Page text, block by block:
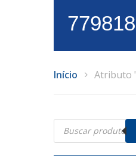
Início Atributo
Pesquisar
produtos